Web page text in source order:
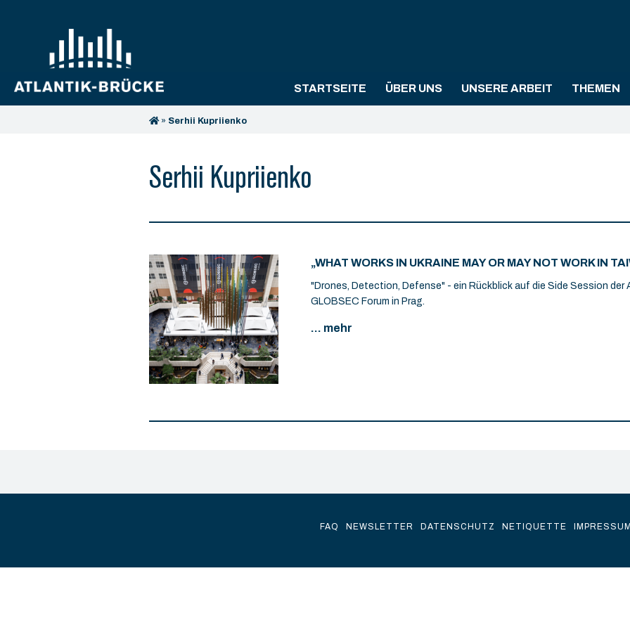
STARTSEITE ÜBER UNS UNSERE ARBEIT THEMEN
» Serhii Kupriienko
Serhii Kupriienko
„WHAT WORKS IN UKRAINE MAY OR MAY NOT WORK IN
"Drones, Detection, Defense" - ein Rückblick auf die Side Session der
GLOBSEC Forum in Prag.
... mehr
FAQ NEWSLETTER DATENSCHUTZ NETIQUETTE